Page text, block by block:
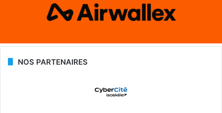
NOS PARTENAIRES